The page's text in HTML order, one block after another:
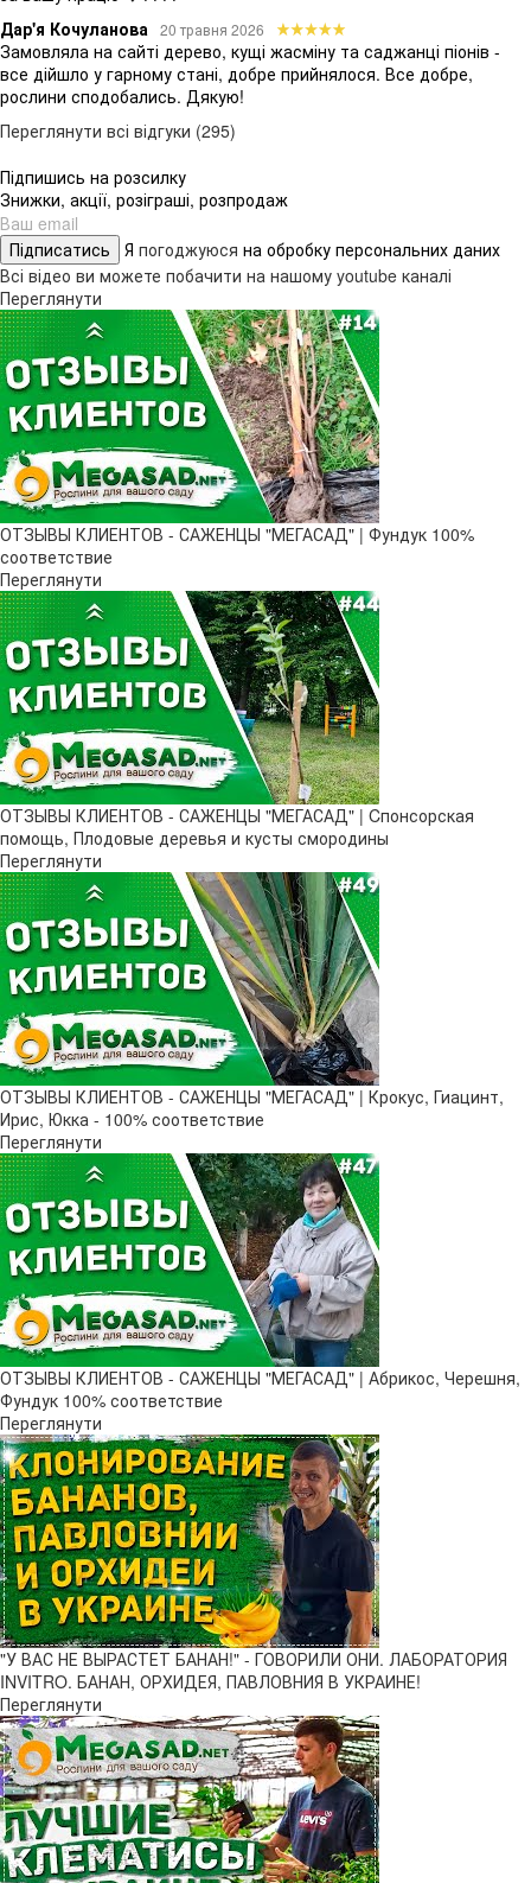
Дар'я Кочуланова 20 травня 2026
Замовляла на сайті дерево, кущі жасміну та саджанці піонів -
все дійшло у гарному стані, добре прийнялося. Все добре,
рослини сподобались. Дякую!
Переглянути всі відгуки (295)
Підпишись на розсилку
Знижки, акції, розіграші, розпродаж
Підписатись Я погоджуюся на обробку персональних даних
Всі відео ви можете побачити на нашому youtube каналі
Переглянути
ОТЗЫВЫ КЛИЕНТОВ - САЖЕНЦЫ "МЕГАСАД" | Фундук 100%
соответствие
Переглянути
ОТЗЫВЫ КЛИЕНТОВ - САЖЕНЦЫ "МЕГАСАД" | Cпонсорская
помощь, Плодовые деревья и кусты смородины
Переглянути
ОТЗЫВЫ КЛИЕНТОВ - САЖЕНЦЫ "МЕГАСАД" | Крокус, Гиацинт,
Ирис, Юкка - 100% соответствие
Переглянути
ОТЗЫВЫ КЛИЕНТОВ - САЖЕНЦЫ "МЕГАСАД" | Абрикос, Черешня,
Фундук 100% соответствие
Переглянути
"У ВАС НЕ ВЫРАСТЕТ БАНАН!" - ГОВОРИЛИ ОНИ. ЛАБОРАТОРИЯ
INVITRO. БАНАН, ОРХИДЕЯ, ПАВЛОВНИЯ В УКРАИНЕ!
Переглянути